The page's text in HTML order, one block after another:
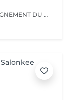
PROGRAMME DE RAJEUNISSEMENT ET ALIGNEMENT DU TEINT DE LA PEAU